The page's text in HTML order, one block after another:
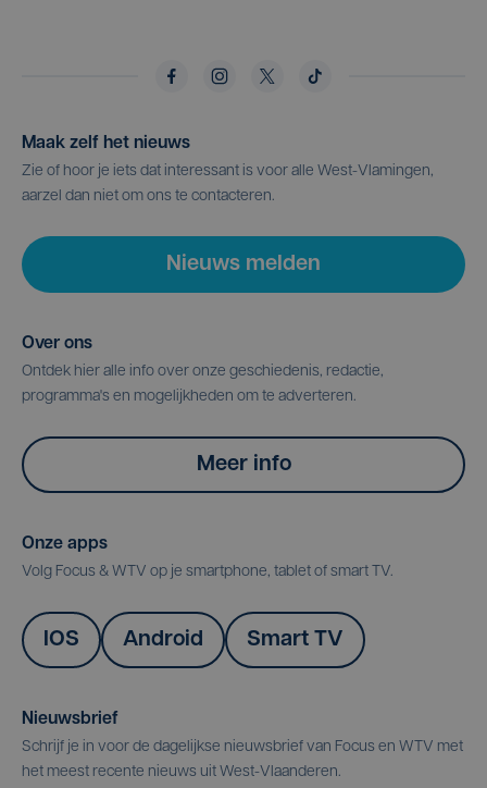
Maak zelf het nieuws
Zie of hoor je iets dat interessant is voor alle West-Vlamingen,
aarzel dan niet om ons te contacteren.
Nieuws melden
Over ons
Ontdek hier alle info over onze geschiedenis, redactie,
programma's en mogelijkheden om te adverteren.
Meer info
Onze apps
Volg Focus & WTV op je smartphone, tablet of smart TV.
IOS Android Smart TV
Nieuwsbrief
Schrijf je in voor de dagelijkse nieuwsbrief van Focus en WTV met
het meest recente nieuws uit West-Vlaanderen.